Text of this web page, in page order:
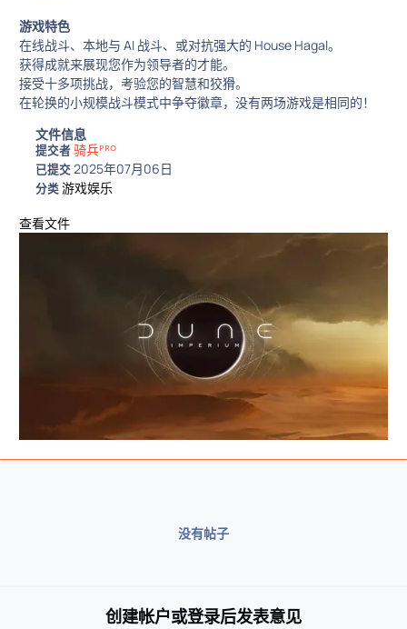
游戏特色
在线战斗、本地与 AI 战斗、或对抗强大的 House Hagal。
获得成就来展现您作为领导者的才能。
接受十多项挑战，考验您的智慧和狡猾。
在轮换的小规模战斗模式中争夺徽章，没有两场游戏是相同的！
文件信息
提交者骑兵ᴾᴿᴼ
已提交2025年07月06日
分类游戏娱乐
查看文件
没有帖子
创建帐户或登录后发表意见